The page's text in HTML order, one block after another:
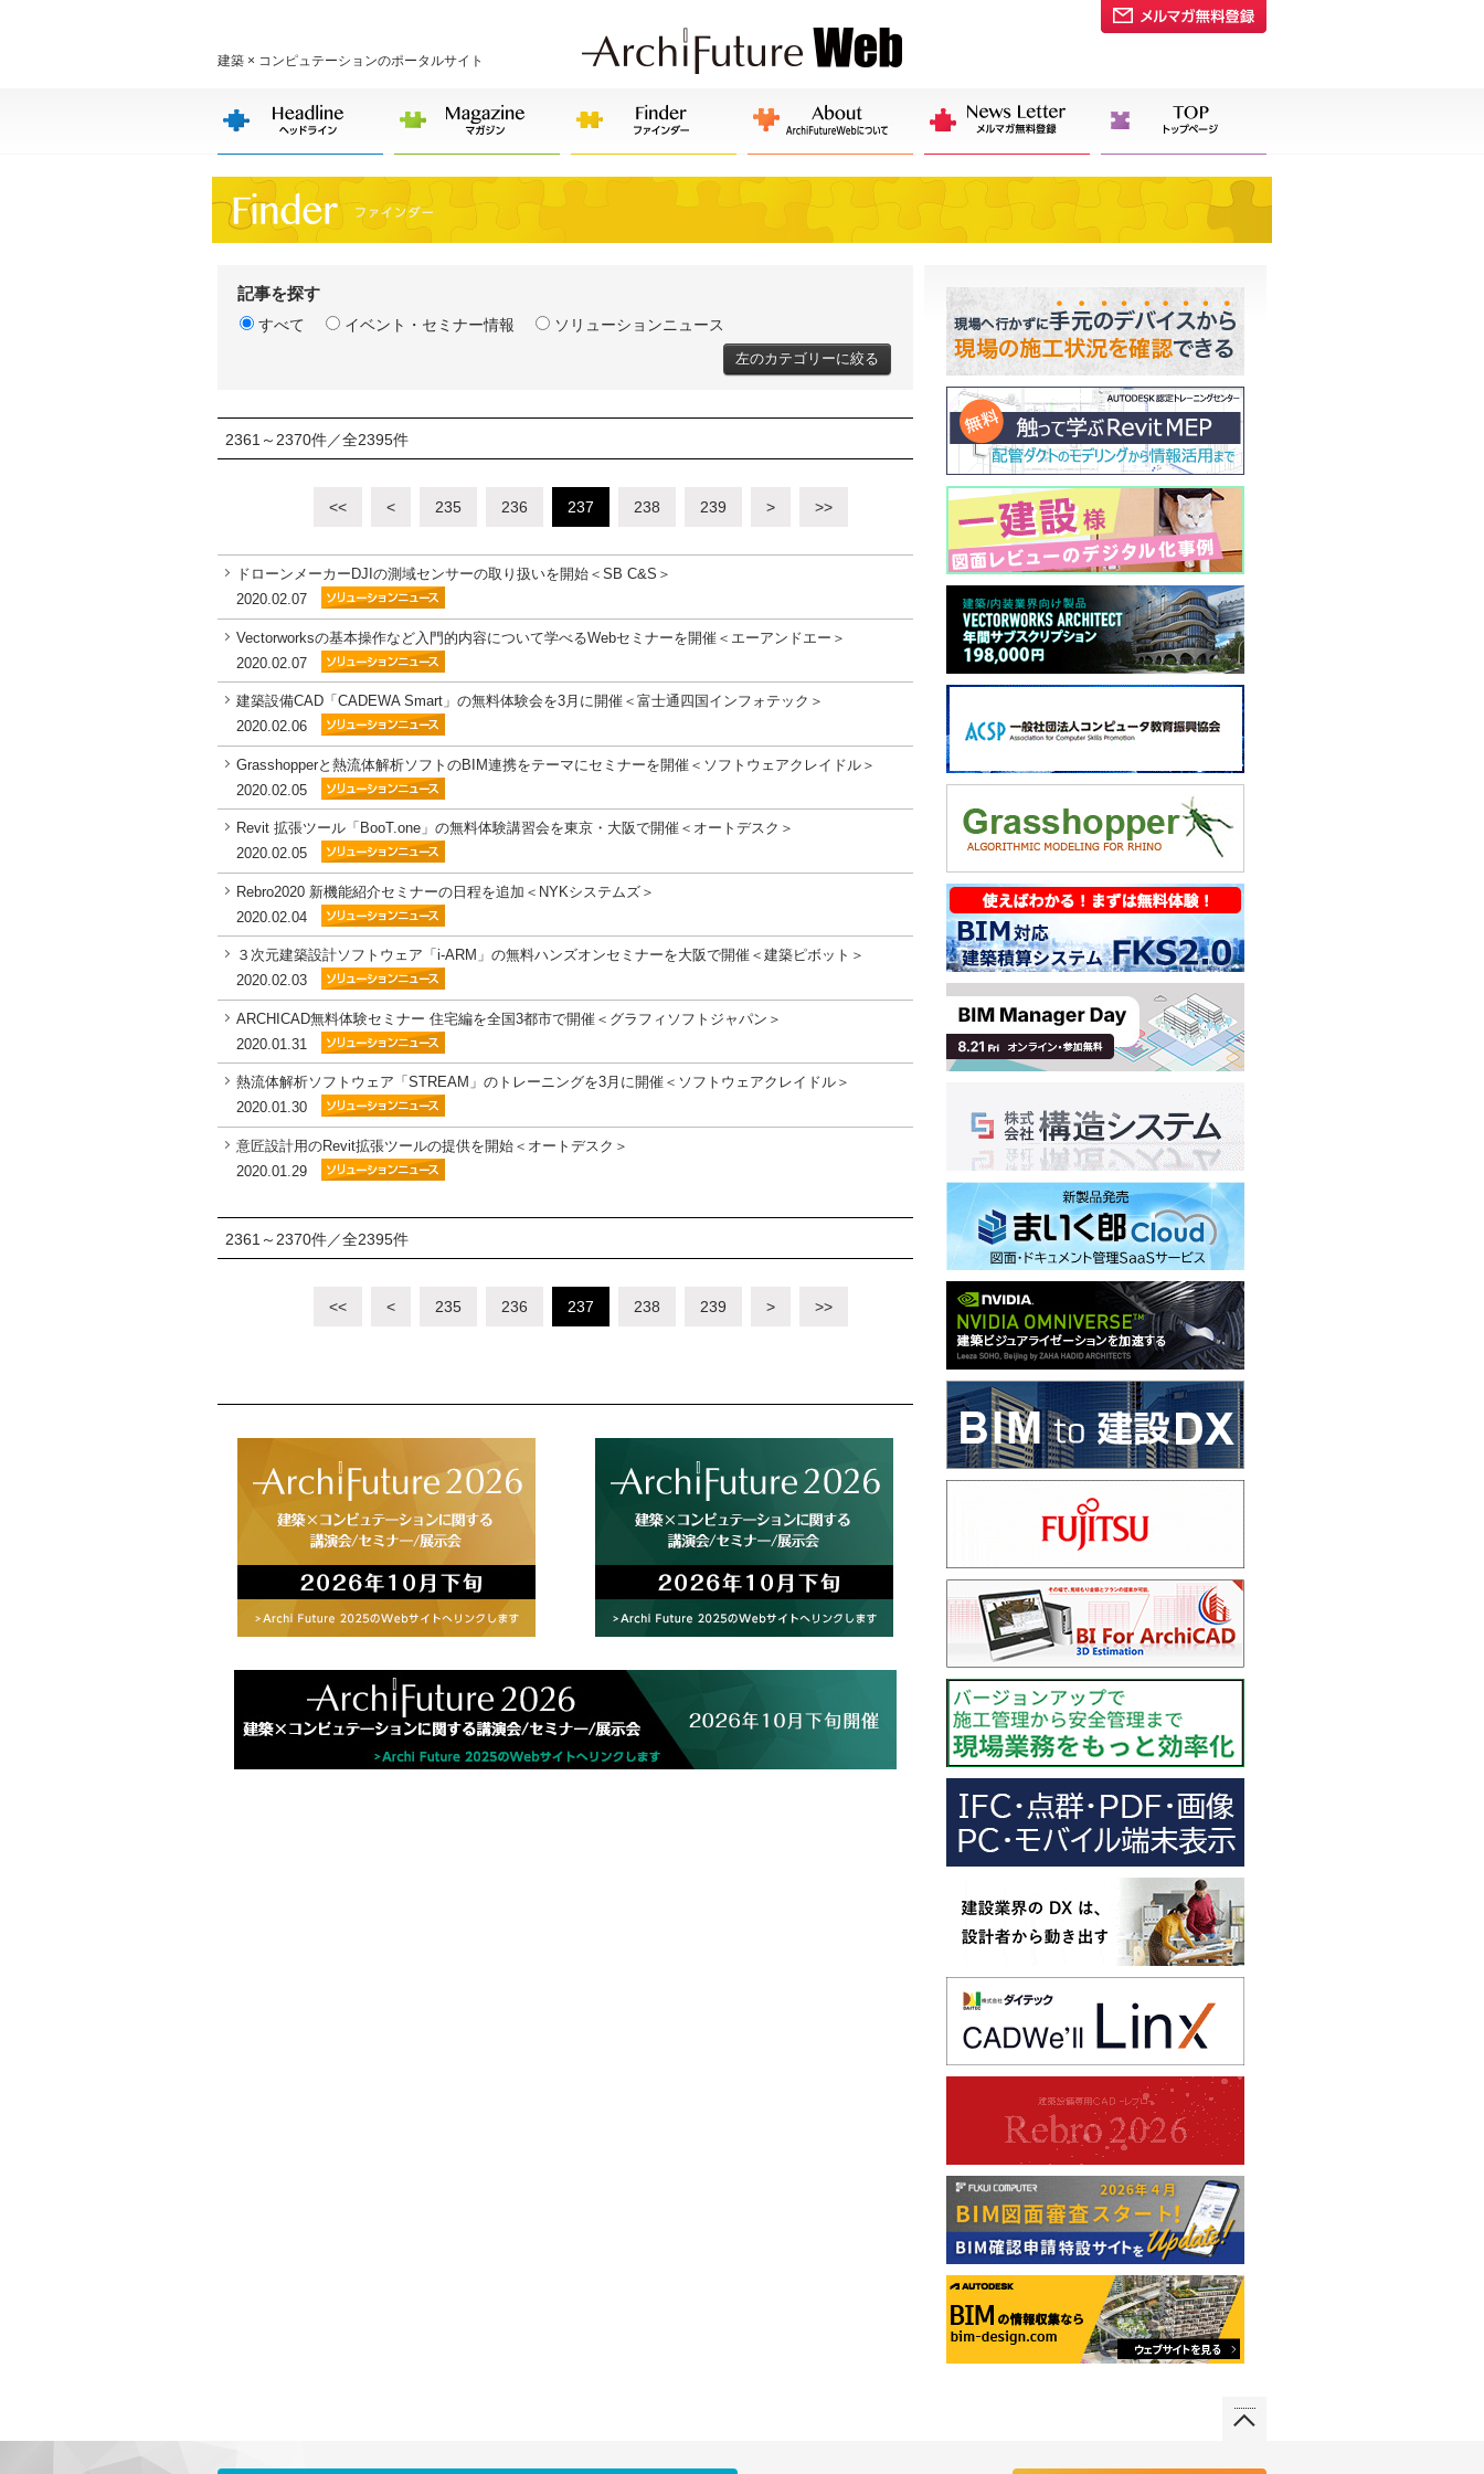
建築 × コンピュテーションのポータルサイト
記事を探す
すべて イベント・セミナー情報 ソリューションニュース
2361～2370件／全2395件
<< < 235 236 237 238 239 > >>
ドローンメーカーDJIの測域センサーの取り扱いを開始＜SB C&S＞
2020.02.07
Vectorworksの基本操作など入門的内容について学べるWebセミナーを開催＜エーアンドエー＞
2020.02.07
建築設備CAD「CADEWA Smart」の無料体験会を3月に開催＜富士通四国インフォテック＞
2020.02.06
Grasshopperと熱流体解析ソフトのBIM連携をテーマにセミナーを開催＜ソフトウェアクレイドル＞
2020.02.05
Revit 拡張ツール「BooT.one」の無料体験講習会を東京・大阪で開催＜オートデスク＞
2020.02.05
Rebro2020 新機能紹介セミナーの日程を追加＜NYKシステムズ＞
2020.02.04
３次元建築設計ソフトウェア「i-ARM」の無料ハンズオンセミナーを大阪で開催＜建築ピボット＞
2020.02.03
ARCHICAD無料体験セミナー 住宅編を全国3都市で開催＜グラフィソフトジャパン＞
2020.01.31
熱流体解析ソフトウェア「STREAM」のトレーニングを3月に開催＜ソフトウェアクレイドル＞
2020.01.30
意匠設計用のRevit拡張ツールの提供を開始＜オートデスク＞
2020.01.29
2361～2370件／全2395件
<< < 235 236 237 238 239 > >>